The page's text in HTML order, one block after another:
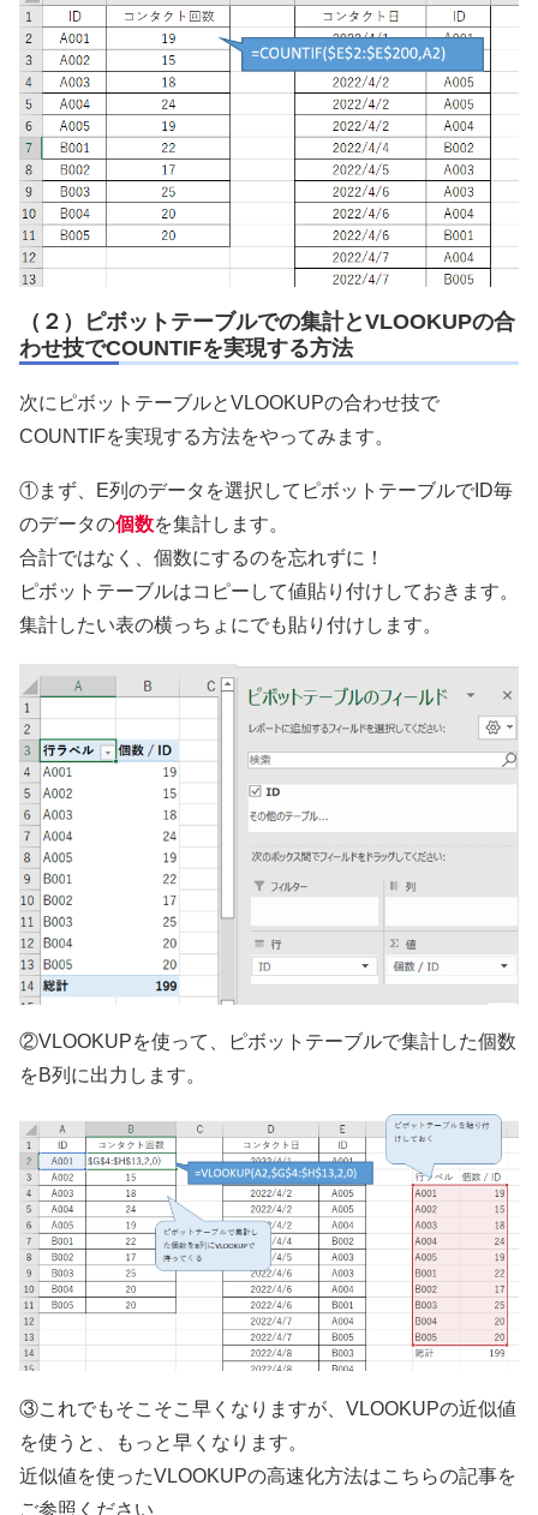
（２）ピボットテーブルでの集計とVLOOKUPの合
わせ技でCOUNTIFを実現する方法
次にピボットテーブルとVLOOKUPの合わせ技で
COUNTIFを実現する方法をやってみます。
①まず、E列のデータを選択してピボットテーブルでID毎
のデータの個数を集計します。
合計ではなく、個数にするのを忘れずに！
ピボットテーブルはコピーして値貼り付けしておきます。
集計したい表の横っちょにでも貼り付けします。
②VLOOKUPを使って、ピボットテーブルで集計した個数
をB列に出力します。
③これでもそこそこ早くなりますが、VLOOKUPの近似値
を使うと、もっと早くなります。
近似値を使ったVLOOKUPの高速化方法はこちらの記事を
ご参照ください